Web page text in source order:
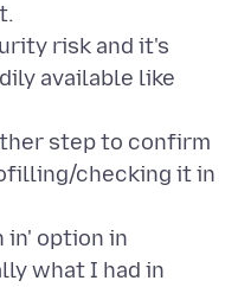
risk and it's
available like
step to confirm
checking it in
in' option in
what I had in